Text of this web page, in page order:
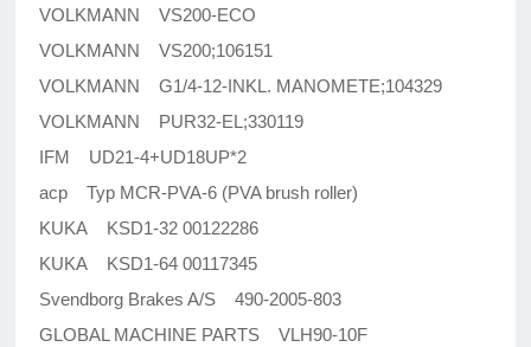
VOLKMANN VS200-ECO
VOLKMANN VS200;106151
VOLKMANN G1/4-12-INKL. MANOMETE;104329
VOLKMANN PUR32-EL;330119
IFM UD21-4+UD18UP*2
acp Typ MCR-PVA-6 (PVA brush roller)
KUKA KSD1-32 00122286
KUKA KSD1-64 00117345
Svendborg Brakes A/S 490-2005-803
GLOBAL MACHINE PARTS VLH90-10F